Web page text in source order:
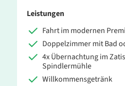
Leistungen
Fahrt im modernen
Doppelzimmer mit Bad
4x Übernachtung im
Spindlermühle
Willkommensgetränk